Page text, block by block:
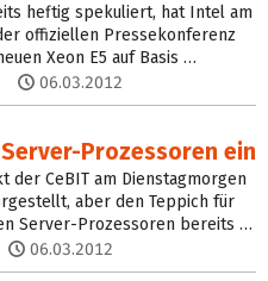
heftig spekuliert, hat Intel am
offiziellen Pressekonferenz
Xeon E5 auf Basis …
06.03.2012
Prozessoren ein
der CeBIT am Dienstagmorgen
aber den Teppich für
Server-Prozessoren bereits …
06.03.2012